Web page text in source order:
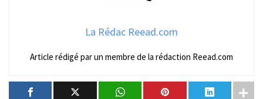
La Rédac Reead.com
Article rédigé par un membre de la rédaction Reead.com